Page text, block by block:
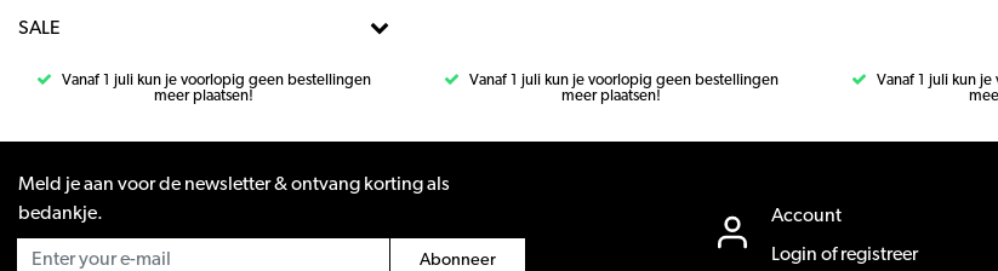
SALE
Vanaf 1 juli kun je voorlopig geen bestellingen
meer plaatsen!
Vanaf 1 juli kun je voorlopig geen bestellingen
meer plaatsen!
Vanaf 1 juli kun
Meld je aan voor de newsletter & ontvang korting als
bedankje.
Abonneer
Account
Login of registreer